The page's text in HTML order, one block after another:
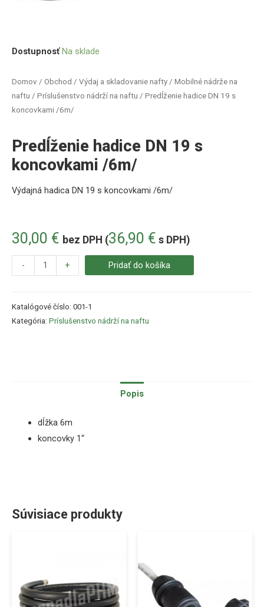
Domov / Obchod / Výdaj a skladovanie nafty / Mobilné nádrže na
naftu / Príslušenstvo nádrží na naftu / Predĺženie hadice DN 19 s
koncovkami /6m/
Predĺženie hadice DN 19 s
koncovkami /6m/
30,00 € bez DPH (36,90 € s DPH)
Výdajná hadica DN 19 s koncovkami /6m/
Dostupnosť Na sklade
- + Pridať do košíka
Katalógové číslo: 001-1
Kategória: Príslušenstvo nádrží na naftu
Popis
dĺžka 6m
koncovky 1“
Súvisiace produkty